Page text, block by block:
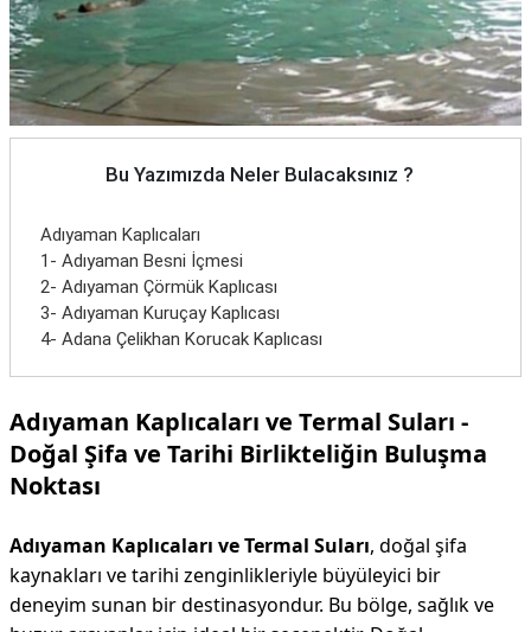
Bu Yazımızda Neler Bulacaksınız ?
Adıyaman Kaplıcaları
1- Adıyaman Besni İçmesi
2- Adıyaman Çörmük Kaplıcası
3- Adıyaman Kuruçay Kaplıcası
4- Adana Çelikhan Korucak Kaplıcası
Adıyaman Kaplıcaları ve Termal Suları -
Doğal Şifa ve Tarihi Birlikteliğin Buluşma
Noktası
Adıyaman Kaplıcaları ve Termal Suları, doğal şifa
kaynakları ve tarihi zenginlikleriyle büyüleyici bir
deneyim sunan bir destinasyondur. Bu bölge, sağlık ve